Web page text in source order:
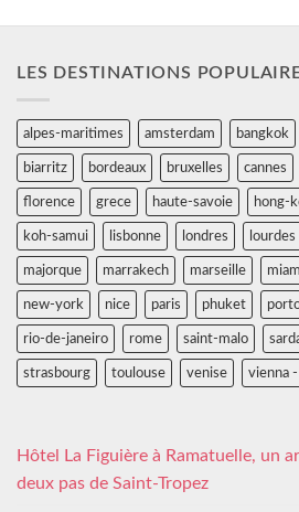
LES DESTINATIONS
alpes-maritimes amsterdam bangkok
biarritz bordeaux bruxelles cannes
florence grece haute-savoie hong-
koh-samui lisbonne londres lourdes
majorque marrakech marseille
new-york nice paris phuket
rio-de-janeiro rome saint-malo
strasbourg toulouse venise vienna
Hôtel La Figuière à Ramatuelle, un
deux pas de Saint-Tropez